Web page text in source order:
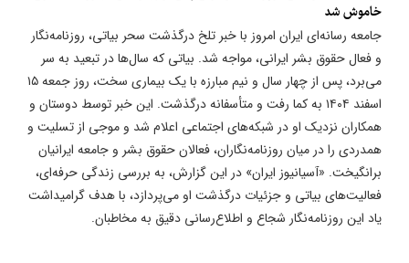
خاموش شد
جامعه رسانه‌ای ایران امروز با خبر تلخ درگذشت سحر بیاتی، روزنامه‌نگار
و فعال حقوق بشر ایرانی، مواجه شد. بیاتی که سال‌ها در تبعید به سر
می‌برد، پس از چهار سال و نیم مبارزه با یک بیماری سخت، روز جمعه ۱۵
اسفند ۱۴۰۴ به کما رفت و متأسفانه درگذشت. این خبر توسط دوستان و
همکاران نزدیک او در شبکه‌های اجتماعی اعلام شد و موجی از تسلیت و
همدردی را در میان روزنامه‌نگاران، فعالان حقوق بشر و جامعه ایرانیان
برانگیخت. «آسیانیوز ایران» در این گزارش، به بررسی زندگی حرفه‌ای،
فعالیت‌های بیاتی و جزئیات درگذشت او می‌پردازد، با هدف گرامیداشت
یاد این روزنامه‌نگار شجاع و اطلاع‌رسانی دقیق به مخاطبان.